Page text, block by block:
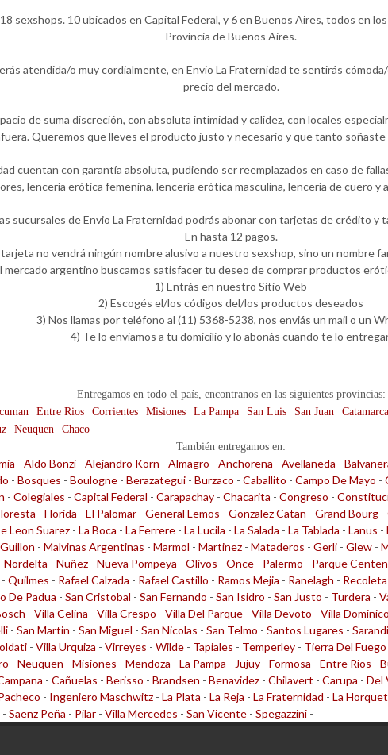
sexshops. 10 ubicados en Capital Federal, y 6 en Buenos Aires, todos en
Provincia de Buenos Aires.
atendida/o muy cordialmente, en Envio La Fraternidad te sentirás
precio del mercado.
de suma discreción, con absoluta intimidad y calidez, con locales
Queremos que lleves el producto justo y necesario y que tanto
cuentan con garantía absoluta, pudiendo ser reemplazados en caso de
lencería erótica femenina, lencería erótica masculina, lencería de cuero
sucursales de Envio La Fraternidad podrás abonar con tarjetas de crédito y
En hasta 12 pagos.
no vendrá ningún nombre alusivo a nuestro sexshop, sino un nombre
mercado argentino buscamos satisfacer tu deseo de comprar productos
1) Entrás en nuestro Sitio Web
2) Escogés el/los códigos del/los productos deseados
3) Nos llamas por teléfono al (11) 5368-5238, nos enviás un mail o un
4) Te lo enviamos a tu domicilio y lo abonás cuando te lo
Entregamos en todo el país, encontranos en las siguientes provincias:
Entre Rios Corrientes Misiones La Pampa San Luis San Juan Catamarca
Neuquen
Chaco
También entregamos en:
- Aldo Bonzi - Alejandro Korn - Almagro - Anchorena - Avellaneda -
- Bosques - Boulogne - Berazategui - Burzaco - Caballito - Campo De Mayo -
- Colegiales - Capital Federal - Carapachay - Chacarita - Congreso -
- Florida - El Palomar - General Lemos - Gonzalez Catan - Grand Bourg -
Leon Suarez - La Boca - La Ferrere - La Lucila - La Salada - La Tablada - Lanus -
- Malvinas Argentinas - Marmol - Martinez - Mataderos - Gerli - Glew -
Nordelta - Nuñez - Nueva Pompeya - Olivos - Once - Palermo - Parque
- Quilmes - Rafael Calzada - Rafael Castillo - Ramos Mejia - Ranelagh - Recoleta
De Padua - San Cristobal - San Fernando - San Isidro - San Justo - Turdera -
- Villa Celina - Villa Crespo - Villa Del Parque - Villa Devoto - Villa Dominico
- San Martin - San Miguel - San Nicolas - San Telmo - Santos Lugares - Sarandi
- Villa Urquiza - Virreyes - Wilde - Tapiales - Temperley - Tierra Del Fuego
- Neuquen - Misiones - Mendoza - La Pampa - Jujuy - Formosa - Entre Rios -
- Cañuelas - Berisso - Brandsen - Benavidez - Chilavert - Carupa - Del
- Ingeniero Maschwitz - La Plata - La Reja - La Fraternidad - La
- Saenz Peña - Pilar - Villa Mercedes - San Vicente - Spegazzini -